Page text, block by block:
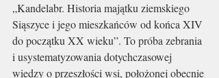
„Kandelabr. Historia majątku ziemskiego
Siąszyce i jego mieszkańców od końca XIV
do początku XX wieku”. To próba zebrania
i usystematyzowania dotychczasowej
wiedzy o przeszłości wsi, położonej obecnie